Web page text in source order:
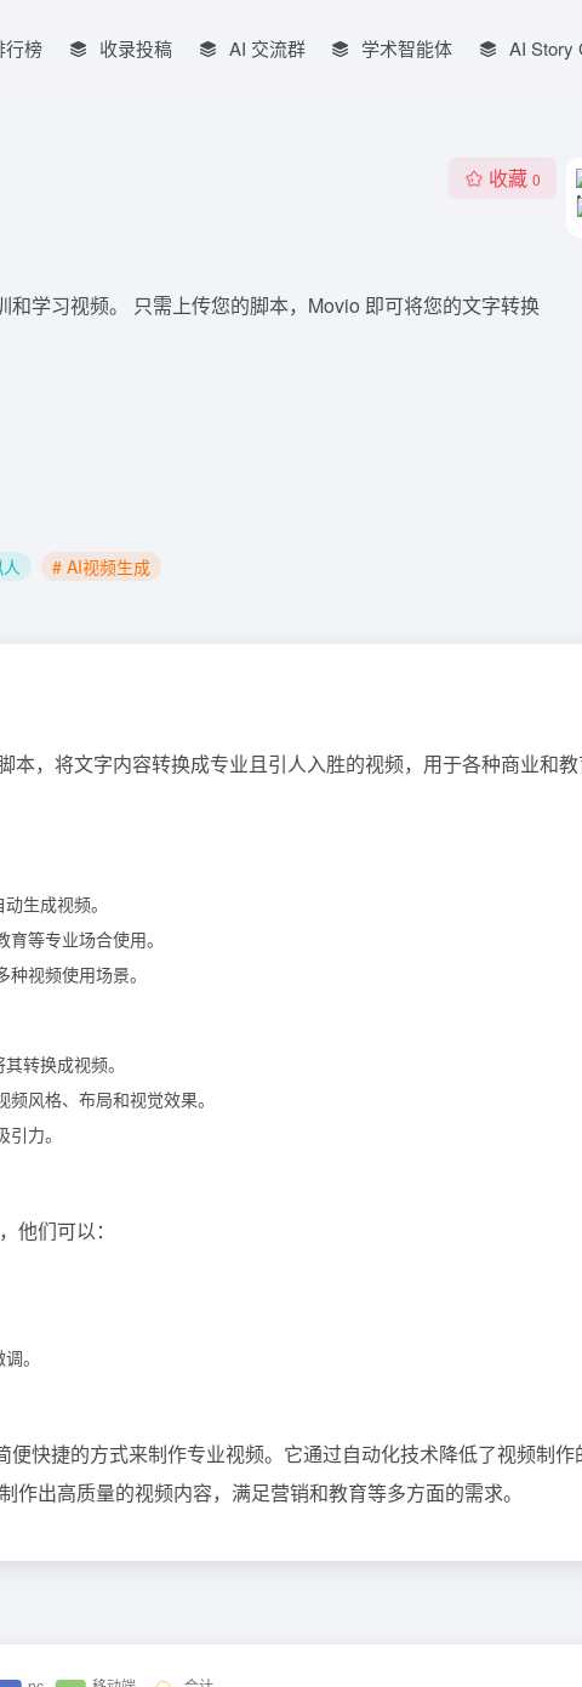
行榜 收录投稿 AI 交流群 学术智能体 AI Story
收藏 0
学习视频。 只需上传您的脚本，Movio 即可将您的文字转换
# AI视频生成
本，将文字内容转换成专业且引人入胜的视频，用于各种商业和教
生成视频。
等专业场合使用。
视频使用场景。
转换成视频。
风格、布局和视觉效果。
力。
他们可以：
。
快捷的方式来制作专业视频。它通过自动化技术降低了视频制作
出高质量的视频内容，满足营销和教育等多方面的需求。